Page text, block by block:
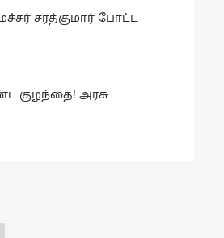
சரத்குமார் போட்ட
குழந்தை! அரசு